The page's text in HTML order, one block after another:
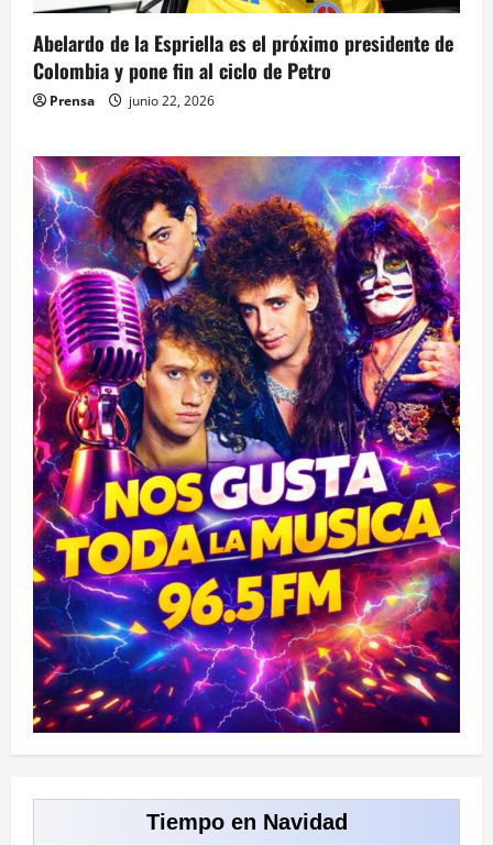
Abelardo de la Espriella es el próximo presidente de
Colombia y pone fin al ciclo de Petro
Prensa junio 22, 2026
Tiempo en Navidad